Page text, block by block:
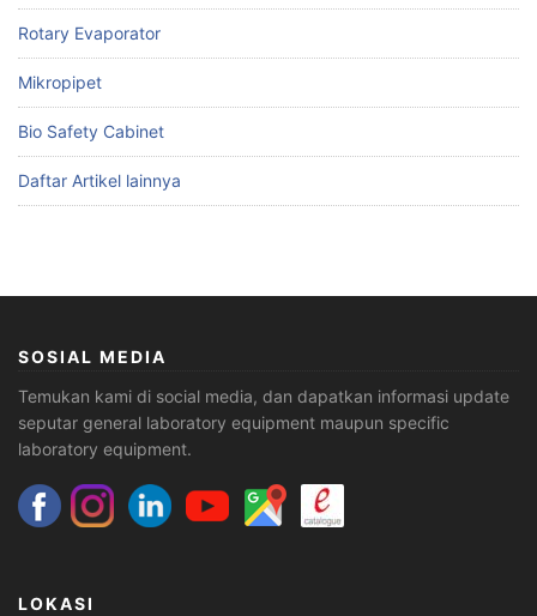
Rotary Evaporator
Mikropipet
Bio Safety Cabinet
Daftar Artikel lainnya
SOSIAL MEDIA
Temukan kami di social media, dan dapatkan informasi update
seputar general laboratory equipment maupun specific
laboratory equipment.
LOKASI